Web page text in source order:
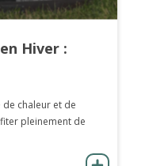
Hiver :
chaleur et de
pleinement de